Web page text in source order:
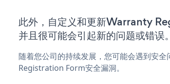
此外，自定义和更新Warranty
并且很可能会引起新的问题或错误。
随着您公司的持续发展，您可能会遇到安
Registration Form安全漏洞。